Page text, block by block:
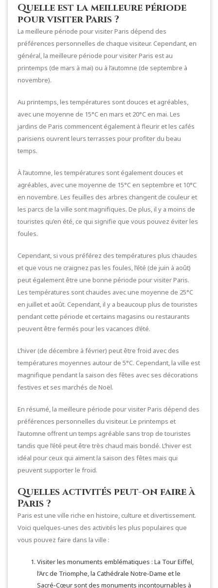
Quelle est la meilleure période
pour visiter Paris ?
La meilleure période pour visiter Paris dépend des
préférences personnelles de chaque visiteur. Cependant, en
général, la meilleure période pour visiter Paris est au
printemps (de mars à mai) ou à l’automne (de septembre à
novembre).
Au printemps, les températures sont douces et agréables,
avec une moyenne de 15°C en mars et 20°C en mai. Les
jardins de Paris commencent également à fleurir et les cafés
parisiens ouvrent leurs terrasses pour profiter du beau
temps.
À l’automne, les températures sont également douces et
agréables, avec une moyenne de 15°C en septembre et 10°C
en novembre. Les feuilles des arbres changent de couleur et
les parcs de la ville sont magnifiques. De plus, il y a moins de
touristes qu’en été, ce qui signifie que vous pouvez éviter les
foules.
Cependant, si vous préférez des températures plus chaudes
et que vous ne craignez pas les foules, l’été (de juin à août)
peut également être une bonne période pour visiter Paris.
Les températures sont chaudes avec une moyenne de 25°C
en juillet et août. Cependant, il y a beaucoup plus de touristes
pendant cette période et certains magasins ou restaurants
peuvent être fermés pour les vacances d’été.
L’hiver (de décembre à février) peut être froid avec des
températures moyennes autour de 5°C. Cependant, la ville est
magnifique pendant la saison des fêtes avec ses décorations
festives et ses marchés de Noël.
En résumé, la meilleure période pour visiter Paris dépend des
préférences personnelles du visiteur. Le printemps et
l’automne offrent un temps agréable sans trop de touristes
tandis que l’été peut être très chaud mais bondé. L’hiver est
idéal pour ceux qui aiment la saison des fêtes mais qui
peuvent supporter le froid.
Quelles activités peut-on faire à
Paris ?
Paris est une ville riche en histoire, culture et divertissement.
Voici quelques-unes des activités les plus populaires que
vous pouvez faire dans la ville :
Visiter les monuments emblématiques : La Tour Eiffel,
l’Arc de Triomphe, la Cathédrale Notre-Dame et le
Sacré-Cœur sont des monuments incontournables à